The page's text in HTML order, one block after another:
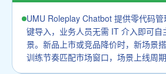
UMU Roleplay Chatbot 提供零代码
键导入，业务人员无需 IT 介入即可自
景。新品上市或竞品降价时，新场景
训练节奏匹配市场窗口，场景上线周